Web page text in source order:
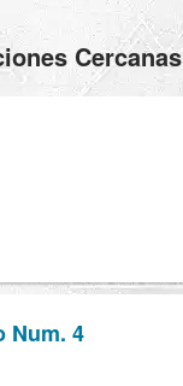
Cercanas
Num. 4